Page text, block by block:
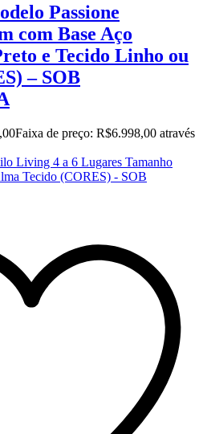
Passione
com Base Aço
e Tecido Linho ou
– SOB
Faixa de preço: R$6.998,00 através